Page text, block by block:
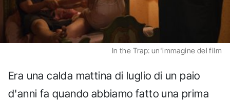
In the Trap: un'immagine del film
Era una calda mattina di luglio di un paio
d'anni fa quando abbiamo fatto una prima